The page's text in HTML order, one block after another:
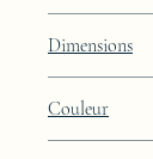
Dimensions
Profondeur :
Couleur